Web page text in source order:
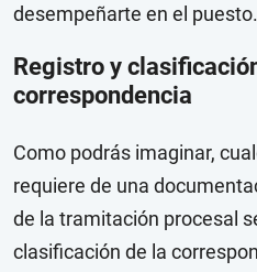
desempeñarte en el puesto.
Registro y
correspondencia
Como podrás imaginar,
requiere de una
de la tramitación procesal
clasificación de la